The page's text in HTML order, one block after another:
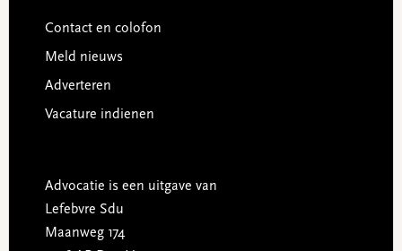
Contact en colofon
Meld nieuws
Adverteren
Vacature indienen
Advocatie is een uitgave van
Lefebvre Sdu
Maanweg 174